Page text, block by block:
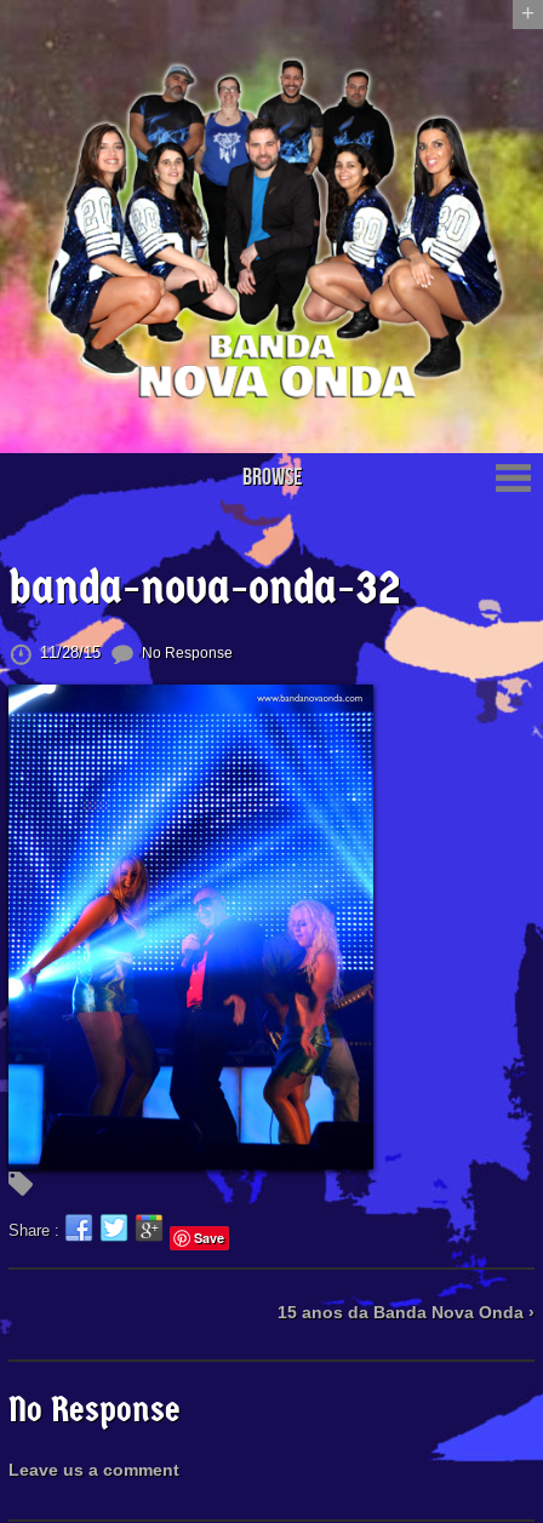
+
Browse
banda-nova-onda-32
11/28/15 No Response
Share : Save
15 anos da Banda Nova Onda ›
No Response
Leave us a comment